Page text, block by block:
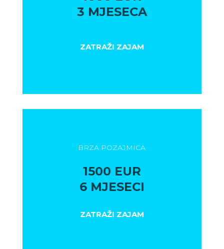
3 MJESECA
ZATRAŽI ZAJAM
BRZA POZAJMICA
1500 EUR
6 MJESECI
ZATRAŽI ZAJAM